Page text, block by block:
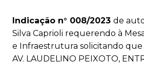
Indicação n° 008/2023 de
Silva Caprioli requerendo à
e Infraestrutura solicitando que
AV. LAUDELINO PEIXOTO,